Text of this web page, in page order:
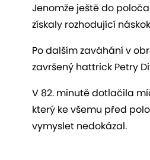
Jenomže ještě do
získaly rozhodující
Po dalším zaváhání v
završený hattrick Petry
V 82. minutě dotlačila
který ke všemu před
vymyslet nedokázal.